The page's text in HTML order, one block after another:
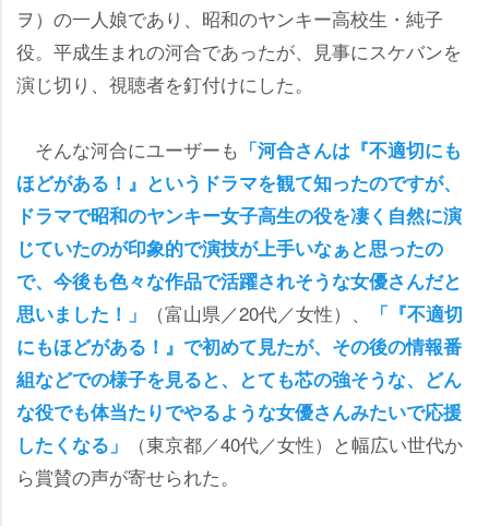
ヲ）の一人娘であり、昭和のヤンキー高校生・純子
役。平成生まれの河合であったが、見事にスケバンを
演じ切り、視聴者を釘付けにした。
そんな河合にユーザーも 「河合さんは『不適切にも
ほどがある！』というドラマを観て知ったのですが、
ドラマで昭和のヤンキー女子高生の役を凄く自然に演
じていたのが印象的で演技が上手いなぁと思ったの
で、今後も色々な作品で活躍されそうな女優さんだと
思いました！」
（富山県／20代／女性）、
「『不適切
にもほどがある！』で初めて見たが、その後の情報番
組などでの様子を見ると、とても芯の強そうな、どん
な役でも体当たりでやるような女優さんみたいで応援
したくなる」
（東京都／40代／女性）と幅広い世代か
ら賞賛の声が寄せられた。